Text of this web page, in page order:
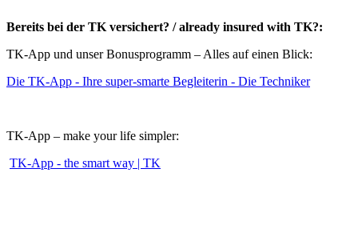
Bereits bei der TK versichert? / already insured with TK?:
TK-App und unser Bonusprogramm – Alles auf einen Blick:
Die TK-App - Ihre super-smarte Begleiterin - Die Techniker
TK-App – make your life simpler:
TK-App - the smart way | TK